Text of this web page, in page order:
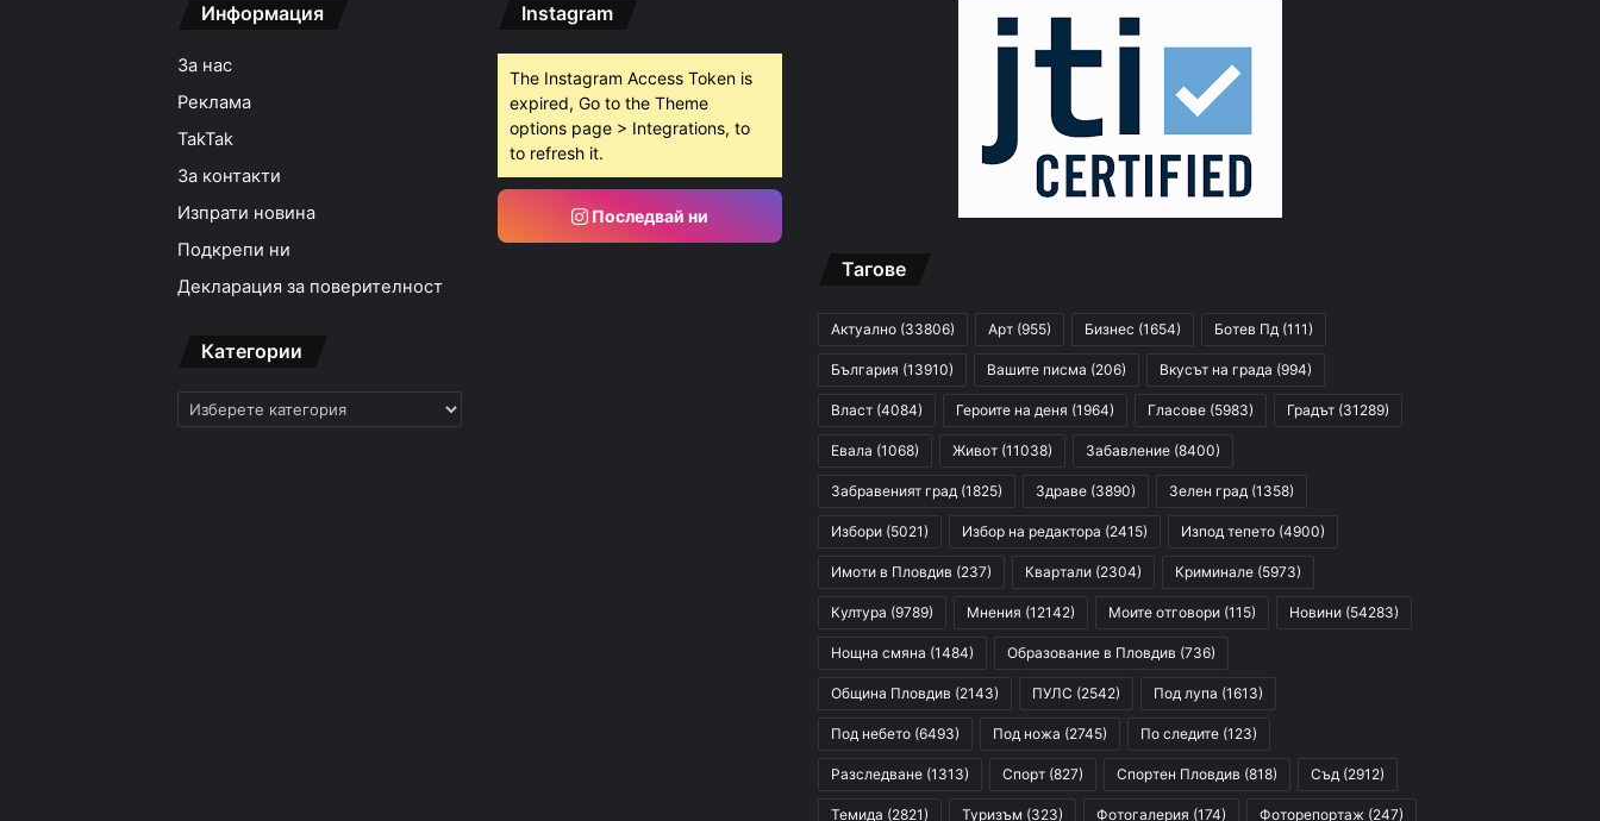
Информация
За нас
Реклама
TakTak
За контакти
Изпрати новина
Подкрепи ни
Декларация за поверителност
Категории
Категории
Instagram
The Instagram Access Token is
expired, Go to the Theme
options page > Integrations, to
to refresh it.
Последвай ни
Тагове
Актуално (33806) Арт (955) Бизнес (1654) Ботев Пд (111)
България (13910) Вашите писма (206) Вкусът на града (994)
Власт (4084) Героите на деня (1964) Гласове (5983) Градът (31289)
Евала (1068) Живот (11038) Забавление (8400)
Забравеният град (1825) Здраве (3890) Зелен град (1358)
Избори (5021) Избор на редактора (2415) Изпод тепето (4900)
Имоти в Пловдив (237) Квартали (2304) Криминале (5973)
Култура (9789) Мнения (12142) Моите отговори (115) Новини (54283)
Нощна смяна (1484) Образование в Пловдив (736)
Община Пловдив (2143) ПУЛС (2542) Под лупа (1613)
Под небето (6493) Под ножа (2745) По следите (123)
Разследване (1313) Спорт (827) Спортен Пловдив (818) Съд (2912)
Темида (2821) Туризъм (323) Фотогалерия (174) Фоторепортаж (247)